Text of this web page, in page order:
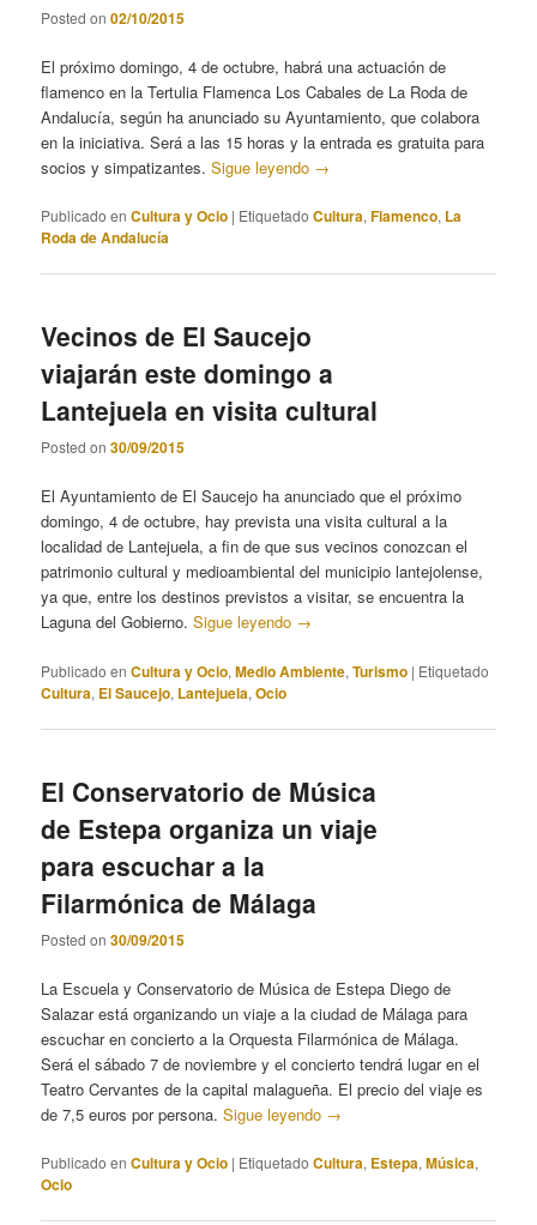
Posted on02/10/2015
El próximo domingo, 4 de octubre, habrá una actuación de
flamenco en la Tertulia Flamenca Los Cabales de La Roda de
Andalucía, según ha anunciado su Ayuntamiento, que colabora
en la iniciativa. Será a las 15 horas y la entrada es gratuita para
socios y simpatizantes.Sigue leyendo →
Publicado en Cultura y Ocio | Etiquetado Cultura,Flamenco, La
Roda de Andalucía
Vecinos de El Saucejo
viajarán este domingo a
Lantejuela en visita cultural
Posted on30/09/2015
El Ayuntamiento de El Saucejo ha anunciado que el próximo
domingo, 4 de octubre, hay prevista una visita cultural a la
localidad de Lantejuela, a fin de que sus vecinos conozcan el
patrimonio cultural y medioambiental del municipio lantejolense,
ya que, entre los destinos previstos a visitar, se encuentra la
Laguna del Gobierno.Sigue leyendo →
Publicado en Cultura y Ocio,Medio Ambiente,Turismo | Etiquetado
Cultura, El Saucejo, Lantejuela,Ocio
El Conservatorio de Música
de Estepa organiza un viaje
para escuchar a la
Filarmónica de Málaga
Posted on30/09/2015
La Escuela y Conservatorio de Música de Estepa Diego de
Salazar está organizando un viaje a la ciudad de Málaga para
escuchar en concierto a la Orquesta Filarmónica de Málaga.
Será el sábado 7 de noviembre y el concierto tendrá lugar en el
Teatro Cervantes de la capital malagueña. El precio del viaje es
de 7,5 euros por persona.Sigue leyendo →
Publicado en Cultura y Ocio | Etiquetado Cultura, Estepa,Música,
Ocio